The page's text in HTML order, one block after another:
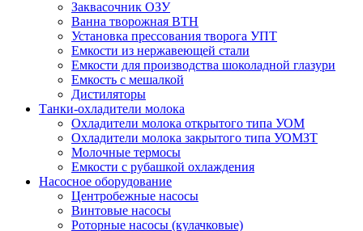
Заквасочник ОЗУ
Ванна творожная ВТН
Установка прессования творога УПТ
Емкости из нержавеющей стали
Емкости для производства шоколадной глазури
Емкость с мешалкой
Дистиляторы
Танки-охладители молока
Охладители молока открытого типа УОМ
Охладители молока закрытого типа УОМЗТ
Молочные термосы
Емкости с рубашкой охлаждения
Насосное оборудование
Центробежные насосы
Винтовые насосы
Роторные насосы (кулачковые)